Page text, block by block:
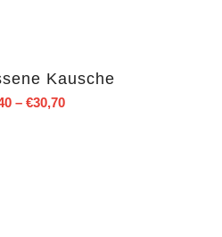
Kausche
– €30,70